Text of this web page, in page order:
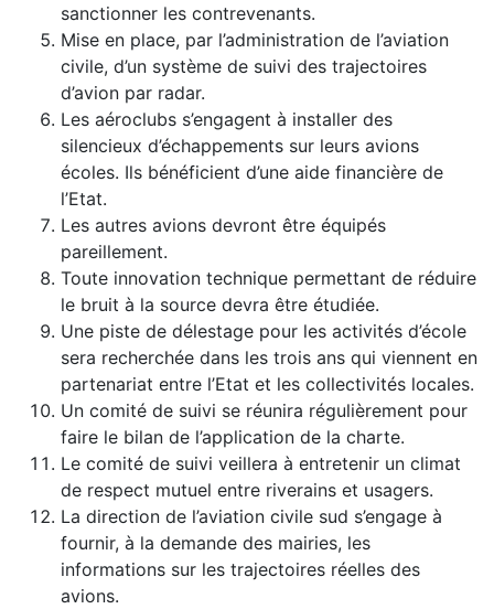
sanctionner les contrevenants.
Mise en place, par l’administration de l’aviation
civile, d’un système de suivi des trajectoires
d’avion par radar.
Les aéroclubs s’engagent à installer des
silencieux d’échappements sur leurs avions
écoles. Ils bénéficient d’une aide financière de
l’Etat.
Les autres avions devront être équipés
pareillement.
Toute innovation technique permettant de réduire
le bruit à la source devra être étudiée.
Une piste de délestage pour les activités d’école
sera recherchée dans les trois ans qui viennent en
partenariat entre l’Etat et les collectivités locales.
Un comité de suivi se réunira régulièrement pour
faire le bilan de l’application de la charte.
Le comité de suivi veillera à entretenir un climat
de respect mutuel entre riverains et usagers.
La direction de l’aviation civile sud s’engage à
fournir, à la demande des mairies, les
informations sur les trajectoires réelles des
avions.